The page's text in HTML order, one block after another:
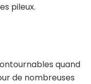
pileux.
quand
de nombreuses